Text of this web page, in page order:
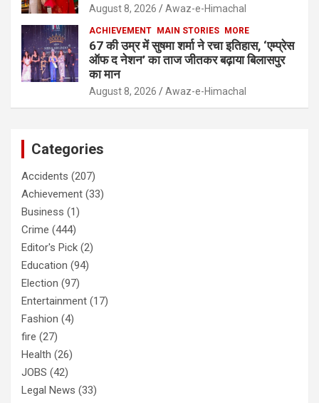
August 8, 2026 Awaz-e-Himachal
ACHIEVEMENT MAIN STORIES MORE
67 की उम्र में सुषमा शर्मा ने रचा इतिहास, ‘एम्प्रेस
ऑफ द नेशन’ का ताज जीतकर बढ़ाया बिलासपुर
का मान
August 8, 2026 Awaz-e-Himachal
Categories
Accidents (207)
Achievement (33)
Business (1)
Crime (444)
Editor's Pick (2)
Education (94)
Election (97)
Entertainment (17)
Fashion (4)
fire (27)
Health (26)
JOBS (42)
Legal News (33)